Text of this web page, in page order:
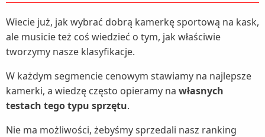
Wiecie już, jak wybrać dobrą kamerkę sportową na kask,
ale musicie też coś wiedzieć o tym, jak właściwie
tworzymy nasze klasyfikacje.
W każdym segmencie cenowym stawiamy na najlepsze
kamerki, a wiedzę często opieramy na własnych
testach tego typu sprzętu.
Nie ma możliwości, żebyśmy sprzedali nasz ranking